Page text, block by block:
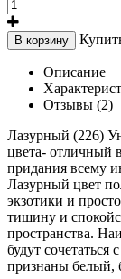
В корзину
Описание
Отзывы (2)
Лазурный (226)
цвета- отличный
придания всему
Лазурный цвет
экзотики и
тишину и
пространства.
будут сочетаться
признаны белый,